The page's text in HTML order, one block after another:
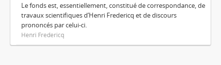
Le fonds est, essentiellement, constitué de correspondance, de
travaux scientifiques d’Henri Fredericq et de discours
prononcés par celui-ci.
Henri Fredericq